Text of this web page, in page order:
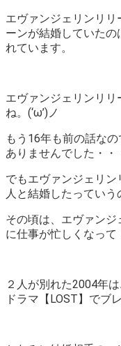
エヴァンジェリンリ
ーンが結婚していた
れています。
エヴァンジェリンリ
ね。(‘ω’)ノ
もう16年も前の話な
ありませんでした・・
でもエヴァンジェリ
人と結婚したっていう
その頃は、エヴァン
に仕事が忙しくなって
２人が別れた2004年
ドラマ【LOST】でブ